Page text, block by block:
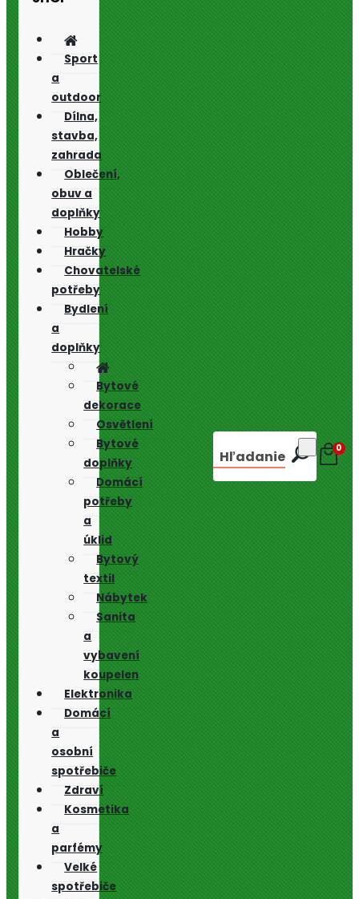
Sport
a
outdoor
Dílna,
stavba,
zahrada
Oblečení,
obuv a
doplňky
Hobby
Hračky
Chovatelské
potřeby
Bydlení
a
doplňky
Bytové
dekorace
Osvětlení
Bytové
doplňky
Domácí
potřeby
a
úklid
Bytový
textil
Nábytek
Sanita
a
vybavení
koupelen
Elektronika
Domácí
a
osobní
spotřebiče
Zdraví
Kosmetika
a
parfémy
Velké
spotřebiče
Hľadanie 0